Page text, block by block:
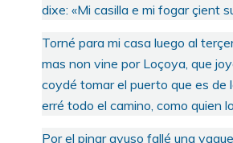
dixe: «Mi casilla e mi fogar çient
Torné para mi casa luego al
mas non vine por Loçoya, que
coydé tomar el puerto que es de
erré todo el camino, como quien
Por el pinar ayuso fallé una